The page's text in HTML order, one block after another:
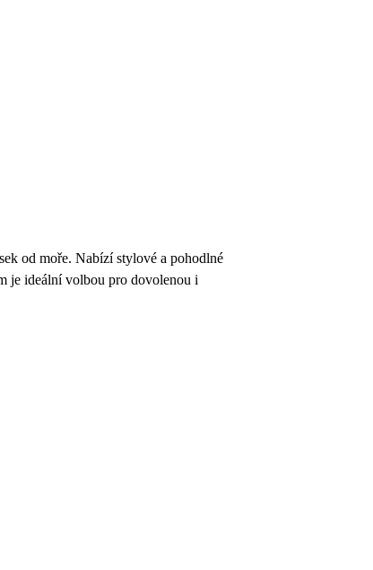
od moře. Nabízí stylové a pohodlné
je ideální volbou pro dovolenou i